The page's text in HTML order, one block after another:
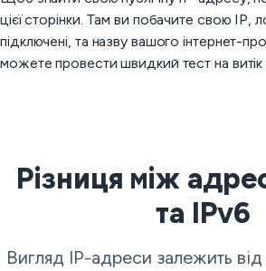
цієї сторінки. Там ви побачите свою IP,
підключені, та назву вашого інтернет-
можете провести швидкий тест на витік
Різниця між
та IPv6
Вигляд IP-адреси залежить від